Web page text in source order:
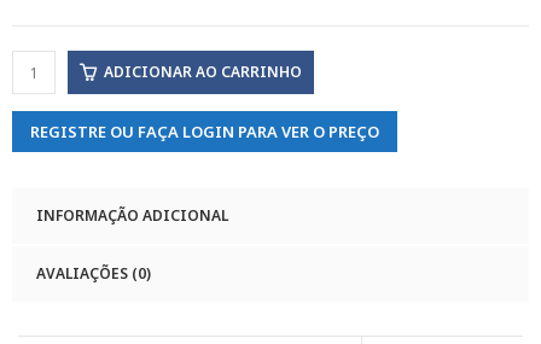
ADICIONAR AO CARRINHO
REGISTRE OU FAÇA LOGIN PARA VER O PREÇO
INFORMAÇÃO ADICIONAL
AVALIAÇÕES (0)